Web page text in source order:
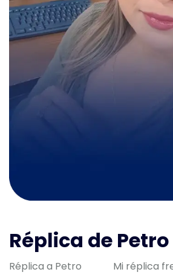
Réplica de Petro
Réplica a Petro Mi réplica